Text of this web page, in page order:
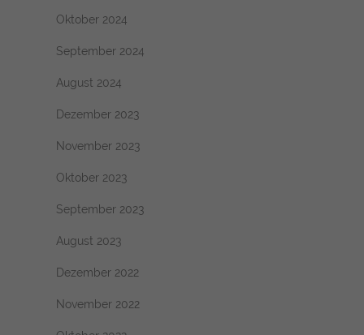
Oktober 2024
September 2024
August 2024
Dezember 2023
November 2023
Oktober 2023
September 2023
August 2023
Dezember 2022
November 2022